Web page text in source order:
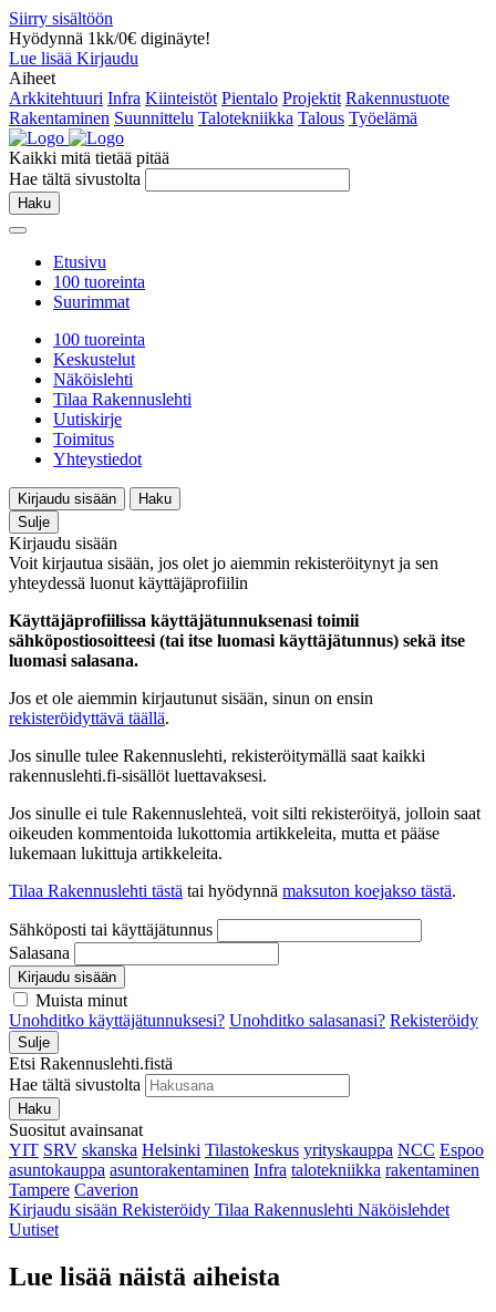
Siirry sisältöön
Hyödynnä 1kk/0€ diginäyte!
Lue lisää Kirjaudu
Aiheet
Arkkitehtuuri Infra Kiinteistöt Pientalo Projektit Rakennustuote
Rakentaminen Suunnittelu Talotekniikka Talous Työelämä
Kaikki mitä tietää pitää
Hae tältä sivustolta
Haku
Etusivu
100 tuoreinta
Suurimmat
100 tuoreinta
Keskustelut
Näköislehti
Tilaa Rakennuslehti
Uutiskirje
Toimitus
Yhteystiedot
Kirjaudu sisään
Haku
Sulje
Kirjaudu sisään
Voit kirjautua sisään, jos olet jo aiemmin rekisteröitynyt ja sen
yhteydessä luonut käyttäjäprofiilin
Käyttäjäprofiilissa käyttäjätunnuksenasi toimii
sähköpostiosoitteesi (tai itse luomasi käyttäjätunnus) sekä itse
luomasi salasana.
Jos et ole aiemmin kirjautunut sisään, sinun on ensin
rekisteröidyttävä täällä.
Jos sinulle tulee Rakennuslehti, rekisteröitymällä saat kaikki
rakennuslehti.fi-sisällöt luettavaksesi.
Jos sinulle ei tule Rakennuslehteä, voit silti rekisteröityä, jolloin saat
oikeuden kommentoida lukottomia artikkeleita, mutta et pääse
lukemaan lukittuja artikkeleita.
Tilaa Rakennuslehti tästä tai hyödynnä maksuton koejakso tästä.
Sähköposti tai käyttäjätunnus
Salasana
Kirjaudu sisään
Muista minut
Unohditko käyttäjätunnuksesi? Unohditko salasanasi? Rekisteröidy
Sulje
Etsi Rakennuslehti.fistä
Hae tältä sivustolta
Haku
Suositut avainsanat
YIT SRV skanska Helsinki Tilastokeskus yrityskauppa NCC Espoo
asuntokauppa asuntorakentaminen Infra talotekniikka rakentaminen
Tampere Caverion
Kirjaudu sisään Rekisteröidy Tilaa Rakennuslehti Näköislehdet
Uutiset
Lue lisää näistä aiheista